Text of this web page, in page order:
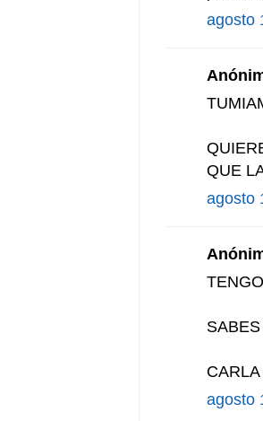
agosto
QUE
agosto
CARLA
agosto